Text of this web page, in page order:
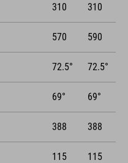
310 310
570 590
72.5° 72.5°
69° 69°
388 388
115 115